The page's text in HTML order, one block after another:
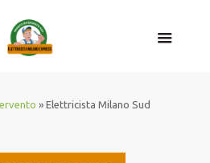
» Elettricista Milano Sud